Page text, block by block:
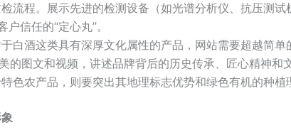
流程。展示先进的检测设备（如光谱分析仪、抗压测
信任的“定心丸”。
于白酒这类具有深厚文化属性的产品，网站需要超越简单
的图文和视频，讲述品牌背后的历史传承、匠心精神和
色农产品，则要突出其地理标志优势和绿色有机的种植